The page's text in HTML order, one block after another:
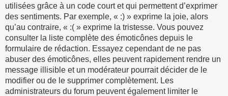
utilisées grâce à un code court et qui permettent d’exprimer
des sentiments. Par exemple, « :) » exprime la joie, alors
qu’au contraire, « :( » exprime la tristesse. Vous pouvez
consulter la liste complète des émoticônes depuis le
formulaire de rédaction. Essayez cependant de ne pas
abuser des émoticônes, elles peuvent rapidement rendre un
message illisible et un modérateur pourrait décider de le
modifier ou de le supprimer complètement. Les
administrateurs du forum peuvent également limiter le